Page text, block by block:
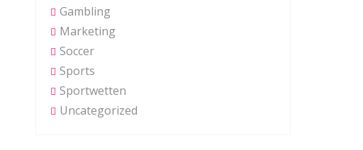
Gambling
Marketing
Soccer
Sports
Sportwetten
Uncategorized